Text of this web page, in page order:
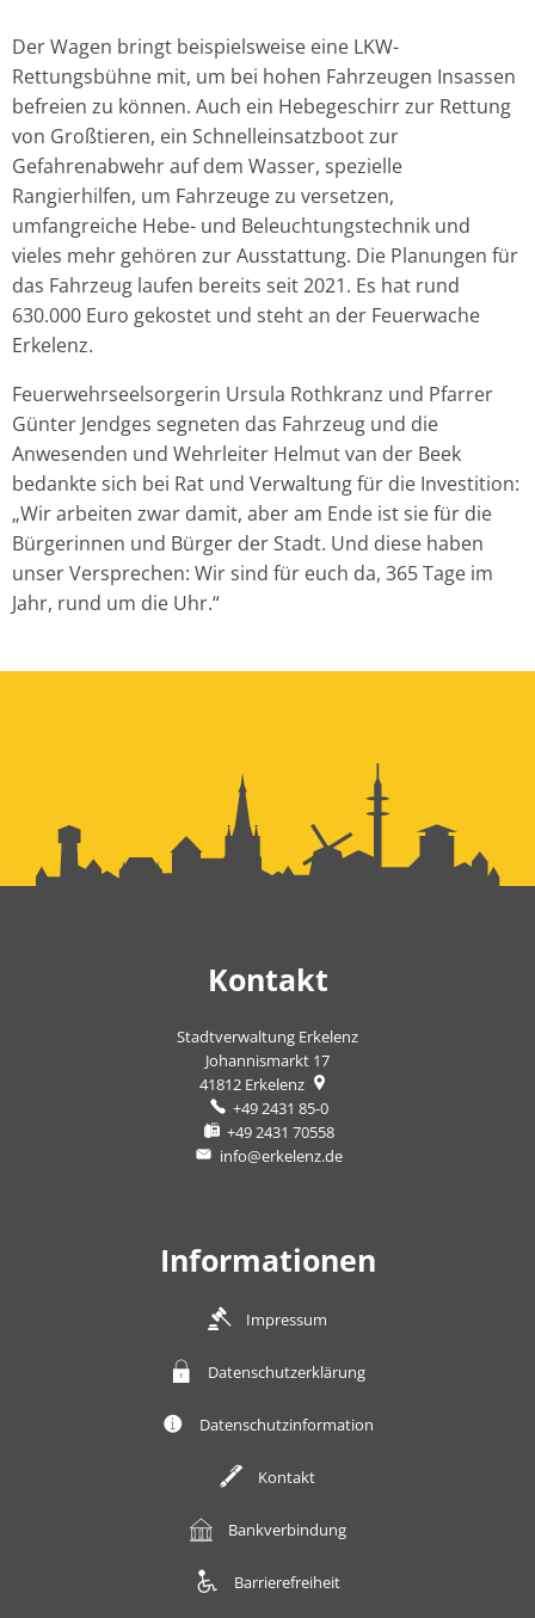
Der Wagen bringt beispielsweise eine LKW-
Rettungsbühne mit, um bei hohen Fahrzeugen Insassen
befreien zu können. Auch ein Hebegeschirr zur Rettung
von Großtieren, ein Schnelleinsatzboot zur
Gefahrenabwehr auf dem Wasser, spezielle
Rangierhilfen, um Fahrzeuge zu versetzen,
umfangreiche Hebe- und Beleuchtungstechnik und
vieles mehr gehören zur Ausstattung. Die Planungen für
das Fahrzeug laufen bereits seit 2021. Es hat rund
630.000 Euro gekostet und steht an der Feuerwache
Erkelenz.
Feuerwehrseelsorgerin Ursula Rothkranz und Pfarrer
Günter Jendges segneten das Fahrzeug und die
Anwesenden und Wehrleiter Helmut van der Beek
bedankte sich bei Rat und Verwaltung für die Investition:
„Wir arbeiten zwar damit, aber am Ende ist sie für die
Bürgerinnen und Bürger der Stadt. Und diese haben
unser Versprechen: Wir sind für euch da, 365 Tage im
Jahr, rund um die Uhr.“
Kontakt
Stadtverwaltung Erkelenz
Johannismarkt 17
41812 Erkelenz
+49 2431 85-0
+49 2431 70558
info@erkelenz.de
Informationen
Impressum
Datenschutzerklärung
Datenschutzinformation
Kontakt
Bankverbindung
Barrierefreiheit